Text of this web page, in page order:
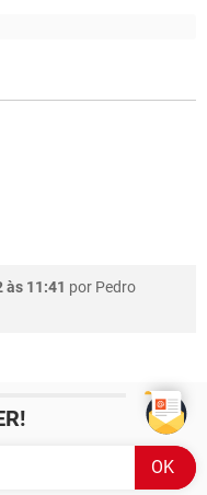
às 11:41 por Pedro